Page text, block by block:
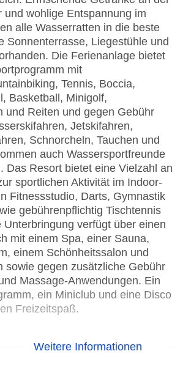
und wohlige Entspannung im
alle Wasserratten in die beste
Sonnenterrasse, Liegestühle und
Die Ferienanlage bietet
mit
Tennis, Boccia,
Basketball, Minigolf,
und Reiten und gegen Gebühr
Jetskifahren,
Schnorcheln, Tauchen und
auch Wassersportfreunde
Das Resort bietet eine Vielzahl an
sportlichen Aktivität im Indoor-
Fitnessstudio, Darts, Gymnastik
gebührenpflichtig Tischtennis
Unterbringung verfügt über einen
mit einem Spa, einer Sauna,
einem Schönheitssalon und
sowie gegen zusätzliche Gebühr
Massage-Anwendungen. Ein
ein Miniclub und eine Disco
Freizeitspaß.
Weitere Informationen